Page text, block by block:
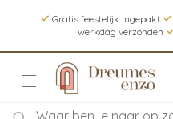
Gratis feestelijk ingepakt
werkdag verzonden